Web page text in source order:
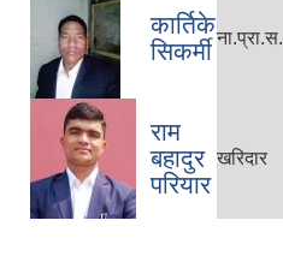
कार्तिके
सिकर्मी ना‍.प्रा.स.
राम
बहादुर
परियार
खरिदार